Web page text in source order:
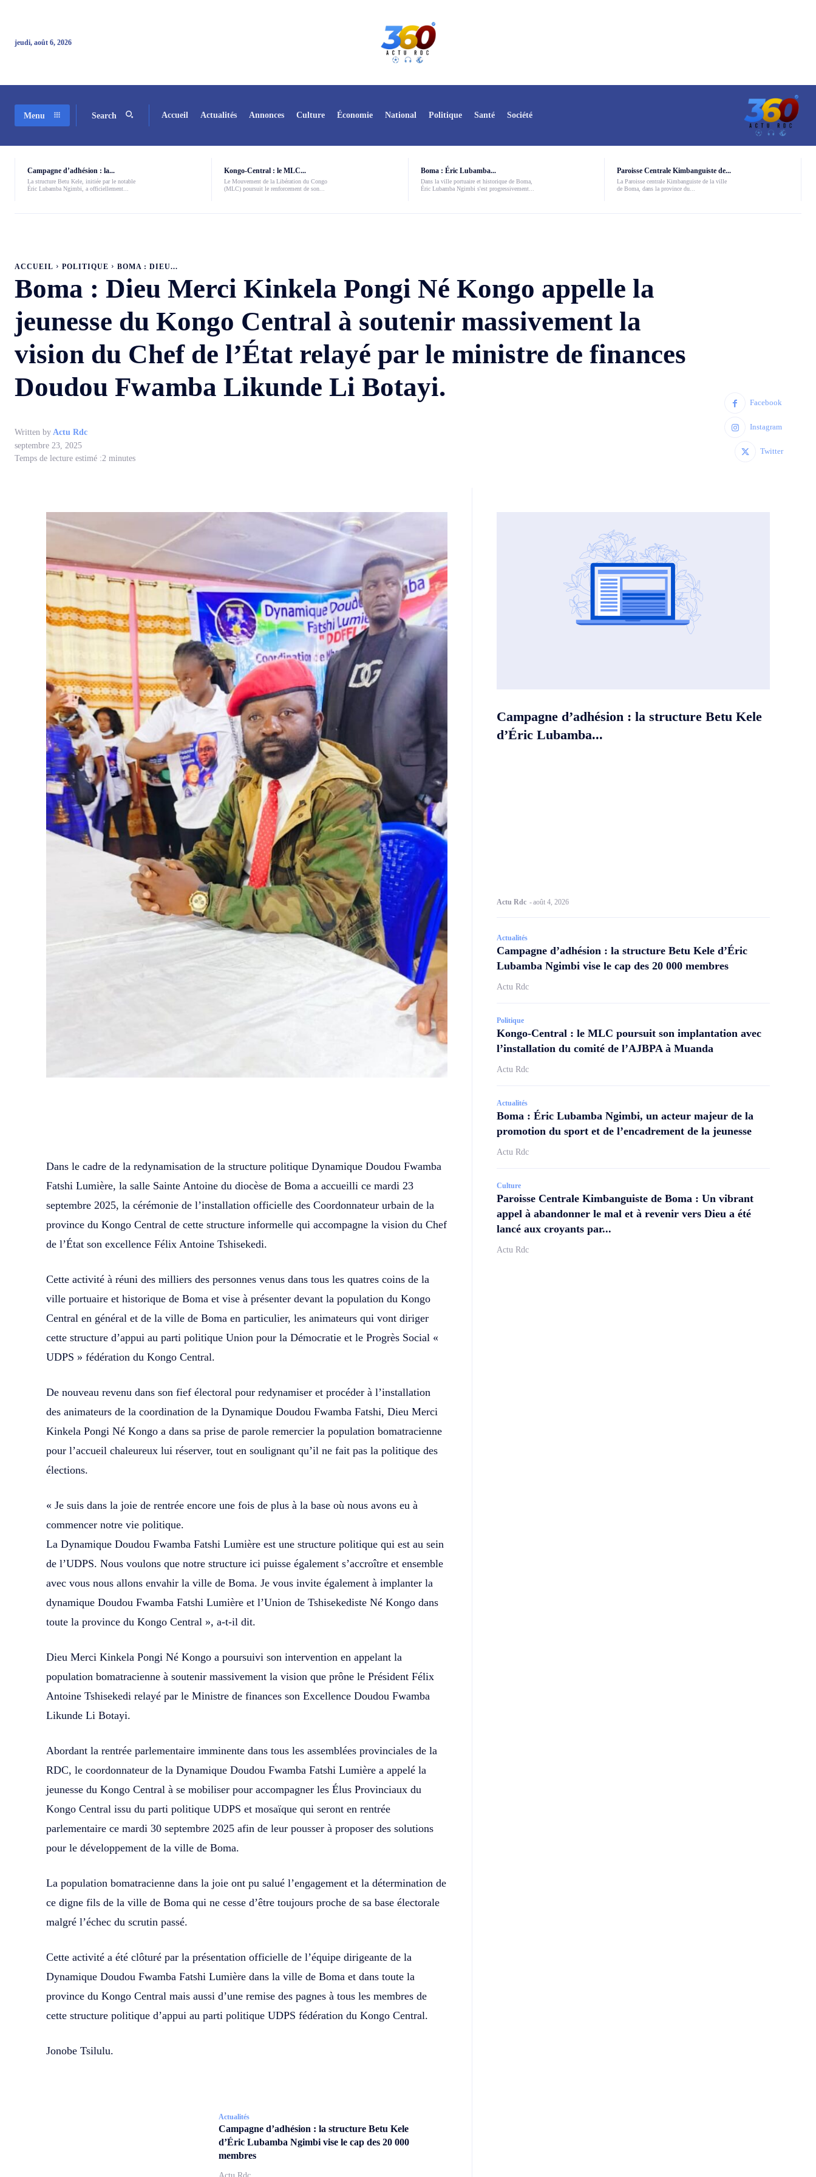
jeudi, août 6, 2026
Menu Search Accueil Actualités Annonces Culture Économie National Politique Santé Société
Campagne d’adhésion : la...
La structure Betu Kele, initiée par le notable
Éric Lubamba Ngimbi, a officiellement...
Kongo-Central : le MLC...
Le Mouvement de la Libération du Congo
(MLC) poursuit le renforcement de son...
Boma : Éric Lubamba...
Dans la ville portuaire et historique de Boma,
Éric Lubamba Ngimbi s'est progressivement...
Paroisse Centrale Kimbanguiste de...
La Paroisse centrale Kimbanguiste de la ville
de Boma, dans la province du...
ACCUEIL POLITIQUE BOMA : DIEU...
Boma : Dieu Merci Kinkela Pongi Né Kongo appelle la
jeunesse du Kongo Central à soutenir massivement la
vision du Chef de l’État relayé par le ministre de finances
Doudou Fwamba Likunde Li Botayi.
Written by Actu Rdc
septembre 23, 2025
Temps de lecture estimé :2 minutes
Facebook
Instagram
Twitter
Dans le cadre de la redynamisation de la structure politique Dynamique Doudou Fwamba
Fatshi Lumière, la salle Sainte Antoine du diocèse de Boma a accueilli ce mardi 23
septembre 2025, la cérémonie de l’installation officielle des Coordonnateur urbain de la
province du Kongo Central de cette structure informelle qui accompagne la vision du Chef
de l’État son excellence Félix Antoine Tshisekedi.
Cette activité à réuni des milliers des personnes venus dans tous les quatres coins de la
ville portuaire et historique de Boma et vise à présenter devant la population du Kongo
Central en général et de la ville de Boma en particulier, les animateurs qui vont diriger
cette structure d’appui au parti politique Union pour la Démocratie et le Progrès Social «
UDPS » fédération du Kongo Central.
De nouveau revenu dans son fief électoral pour redynamiser et procéder à l’installation
des animateurs de la coordination de la Dynamique Doudou Fwamba Fatshi, Dieu Merci
Kinkela Pongi Né Kongo a dans sa prise de parole remercier la population bomatracienne
pour l’accueil chaleureux lui réserver, tout en soulignant qu’il ne fait pas la politique des
élections.
« Je suis dans la joie de rentrée encore une fois de plus à la base où nous avons eu à
commencer notre vie politique.
La Dynamique Doudou Fwamba Fatshi Lumière est une structure politique qui est au sein
de l’UDPS. Nous voulons que notre structure ici puisse également s’accroître et ensemble
avec vous nous allons envahir la ville de Boma. Je vous invite également à implanter la
dynamique Doudou Fwamba Fatshi Lumière et l’Union de Tshisekediste Né Kongo dans
toute la province du Kongo Central », a-t-il dit.
Dieu Merci Kinkela Pongi Né Kongo a poursuivi son intervention en appelant la
population bomatracienne à soutenir massivement la vision que prône le Président Félix
Antoine Tshisekedi relayé par le Ministre de finances son Excellence Doudou Fwamba
Likunde Li Botayi.
Abordant la rentrée parlementaire imminente dans tous les assemblées provinciales de la
RDC, le coordonnateur de la Dynamique Doudou Fwamba Fatshi Lumière a appelé la
jeunesse du Kongo Central à se mobiliser pour accompagner les Élus Provinciaux du
Kongo Central issu du parti politique UDPS et mosaïque qui seront en rentrée
parlementaire ce mardi 30 septembre 2025 afin de leur pousser à proposer des solutions
pour le développement de la ville de Boma.
La population bomatracienne dans la joie ont pu salué l’engagement et la détermination de
ce digne fils de la ville de Boma qui ne cesse d’être toujours proche de sa base électorale
malgré l’échec du scrutin passé.
Cette activité a été clôturé par la présentation officielle de l’équipe dirigeante de la
Dynamique Doudou Fwamba Fatshi Lumière dans la ville de Boma et dans toute la
province du Kongo Central mais aussi d’une remise des pagnes à tous les membres de
cette structure politique d’appui au parti politique UDPS fédération du Kongo Central.
Jonobe Tsilulu.
Actualités
Campagne d’adhésion : la structure Betu Kele
d’Éric Lubamba Ngimbi vise le cap des 20 000
membres
Campagne d’adhésion : la structure Betu Kele
d’Éric Lubamba...
Actu Rdc -août 4, 2026
Actualités
Campagne d’adhésion : la structure Betu Kele d’Éric
Lubamba Ngimbi vise le cap des 20 000 membres
Actu Rdc
Politique
Kongo-Central : le MLC poursuit son implantation avec
l’installation du comité de l’AJBPA à Muanda
Actu Rdc
Actualités
Boma : Éric Lubamba Ngimbi, un acteur majeur de la
promotion du sport et de l’encadrement de la jeunesse
Actu Rdc
Culture
Paroisse Centrale Kimbanguiste de Boma : Un vibrant
appel à abandonner le mal et à revenir vers Dieu a été
lancé aux croyants par...
Actu Rdc